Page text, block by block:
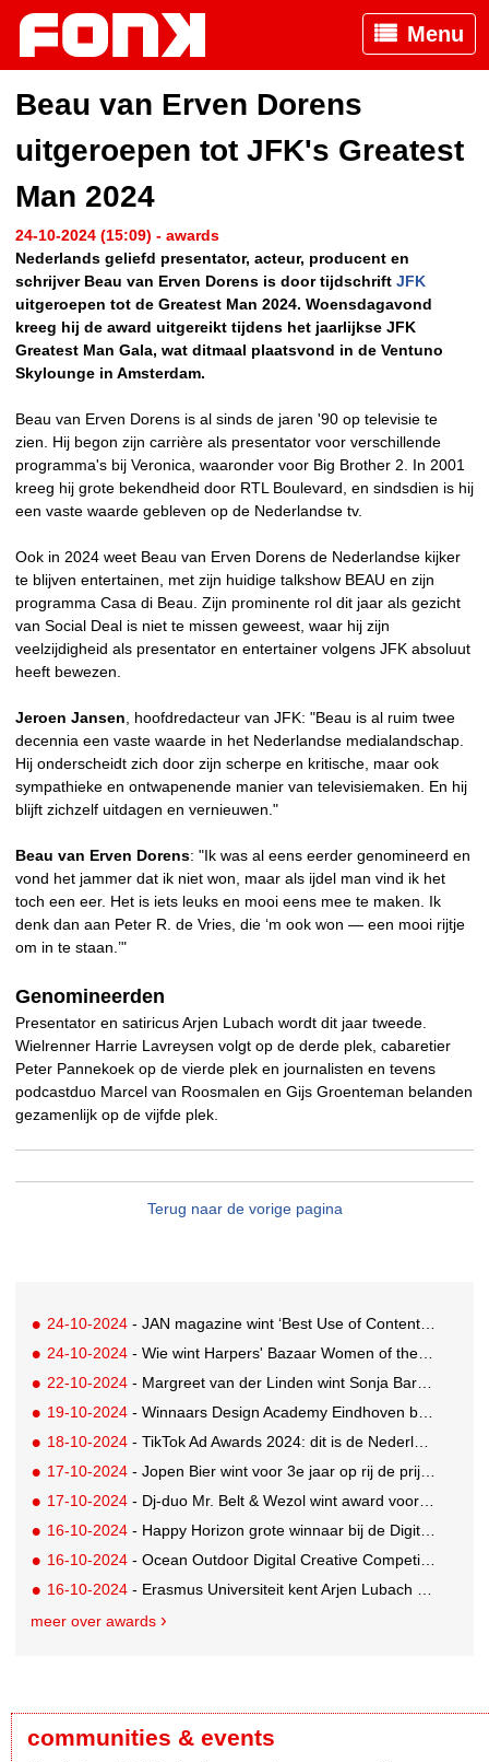
Menu
Beau van Erven Dorens
uitgeroepen tot JFK's Greatest
Man 2024
24-10-2024 (15:09) - awards
Nederlands geliefd presentator, acteur, producent en
schrijver Beau van Erven Dorens is door tijdschrift JFK
uitgeroepen tot de Greatest Man 2024. Woensdagavond
kreeg hij de award uitgereikt tijdens het jaarlijkse JFK
Greatest Man Gala, wat ditmaal plaatsvond in de Ventuno
Skylounge in Amsterdam.
Beau van Erven Dorens is al sinds de jaren '90 op televisie te
zien. Hij begon zijn carrière als presentator voor verschillende
programma's bij Veronica, waaronder voor Big Brother 2. In 2001
kreeg hij grote bekendheid door RTL Boulevard, en sindsdien is hij
een vaste waarde gebleven op de Nederlandse tv.
Ook in 2024 weet Beau van Erven Dorens de Nederlandse kijker
te blijven entertainen, met zijn huidige talkshow BEAU en zijn
programma Casa di Beau. Zijn prominente rol dit jaar als gezicht
van Social Deal is niet te missen geweest, waar hij zijn
veelzijdigheid als presentator en entertainer volgens JFK absoluut
heeft bewezen.
Jeroen Jansen , hoofdredacteur van JFK: "Beau is al ruim twee
decennia een vaste waarde in het Nederlandse medialandschap.
Hij onderscheidt zich door zijn scherpe en kritische, maar ook
sympathieke en ontwapenende manier van televisiemaken. En hij
blijft zichzelf uitdagen en vernieuwen."
Beau van Erven Dorens: "Ik was al eens eerder genomineerd en
vond het jammer dat ik niet won, maar als ijdel man vind ik het
toch een eer. Het is iets leuks en mooi eens mee te maken. Ik
denk dan aan Peter R. de Vries, die ‘m ook won — een mooi rijtje
om in te staan.’"
Genomineerden
Presentator en satiricus Arjen Lubach wordt dit jaar tweede.
Wielrenner Harrie Lavreysen volgt op de derde plek, cabaretier
Peter Pannekoek op de vierde plek en journalisten en tevens
podcastduo Marcel van Roosmalen en Gijs Groenteman belanden
gezamenlijk op de vijfde plek.
Terug naar de vorige pagina
24-10-2024 - JAN magazine wint ‘Best Use of Content Commerce’ award in samenwerking met HEMA
24-10-2024 - Wie wint Harpers' Bazaar Women of the Year Awards?
22-10-2024 - Margreet van der Linden wint Sonja Barend Award
19-10-2024 - Winnaars Design Academy Eindhoven bekend
18-10-2024 - TikTok Ad Awards 2024: dit is de Nederlandse Shortlist
17-10-2024 - Jopen Bier wint voor 3e jaar op rij de prijs voor lekkerste Bokbier van Nederland
17-10-2024 - Dj-duo Mr. Belt & Wezol wint award voor succesvolle internationale doorbraak
16-10-2024 - Happy Horizon grote winnaar bij de Digital Impact Awards in Londen
16-10-2024 - Ocean Outdoor Digital Creative Competition 2024 winnaars bekend
16-10-2024 - Erasmus Universiteit kent Arjen Lubach Lof der Zotheidspeld toe
meer over awards
communities & events